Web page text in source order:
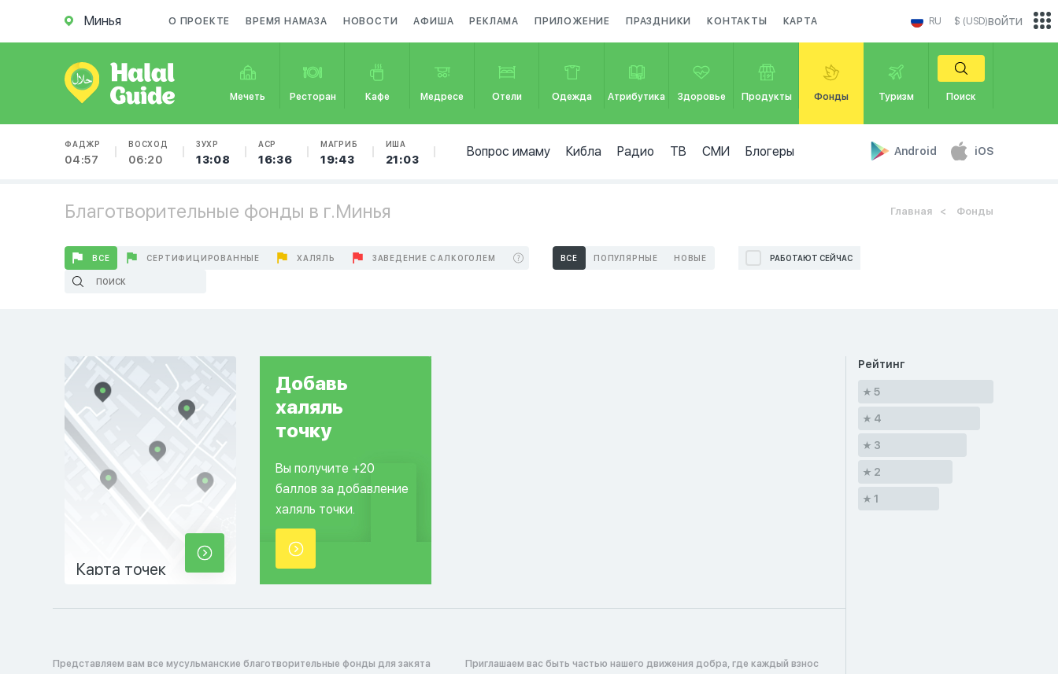
Минья О ПРОЕКТЕ ВРЕМЯ НАМАЗА НОВОСТИ АФИША РЕКЛАМА ПРИЛОЖЕНИЕ ПРАЗДНИКИ КОНТАКТЫ КАРТА RU $ (USD)
Мечеть Ресторан Кафе Медресе Отели Одежда Атрибутика Здоровье Продукты Фонды Туризм Поиск
ФАДЖР
04:57
ВОСХОД
06:20
ЗУХР
13:08
АСР
16:36
МАГРИБ
19:43
ИША
21:03
Вопрос имаму Кибла Радио ТВ СМИ Блогеры Android iOS
войти
Благотворительные фонды в г.Минья Главная Фонды
ВСЕ СЕРТИФИЦИРОВАННЫЕ ХАЛЯЛЬ ЗАВЕДЕНИЕ С АЛКОГОЛЕМ ВСЕ ПОПУЛЯРНЫЕ НОВЫЕ РАБОТАЮТ СЕЙЧАС
Карта точек
Добавь
халяль
точку
Вы получите +20
баллов за добавление
халяль точки.
Представляем вам все мусульманские благотворительные фонды для закята
Приглашаем вас быть частью нашего движения добра, где каждый взнос
Рейтинг
5
4
3
2
1